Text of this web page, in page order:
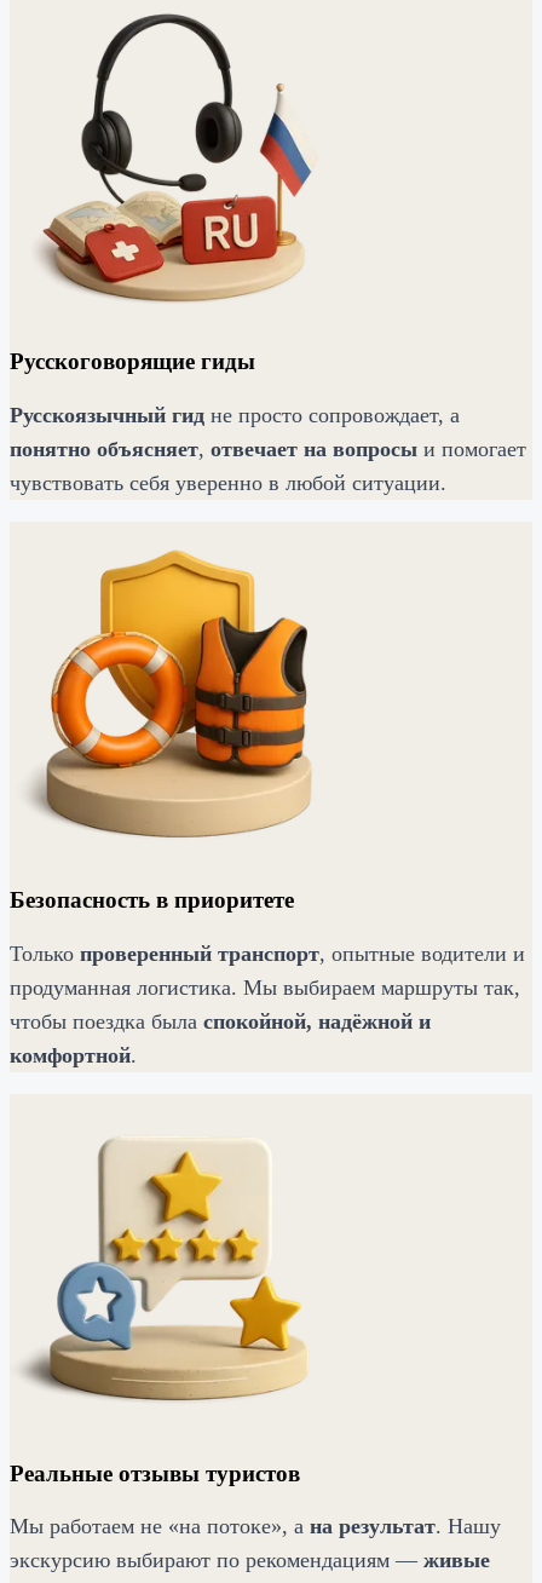
Русскоговорящие гиды
Русскоязычный гид не просто сопровождает, а
понятно объясняет, отвечает на вопросы и помогает
чувствовать себя уверенно в любой ситуации.
Безопасность в приоритете
Только проверенный транспорт, опытные водители и
продуманная логистика. Мы выбираем маршруты так,
чтобы поездка была спокойной, надёжной и
комфортной.
Реальные отзывы туристов
Мы работаем не «на потоке», а на результат. Нашу
экскурсию выбирают по рекомендациям — живые